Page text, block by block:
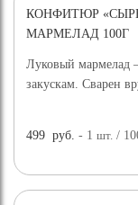
КОНФИТЮР
МАРМЕЛАД 100Г
Луковый мармелад
закускам. Сварен
499 руб. - 1шт. /